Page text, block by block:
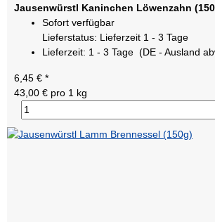
Jausenwürstl Kaninchen Löwenzahn
Sofort verfügbar
Lieferstatus: Lieferzeit 1 - 3 Tage
Lieferzeit: 1 - 3 Tage (DE - Ausland
6,45 € *
43,00 € pro 1 kg